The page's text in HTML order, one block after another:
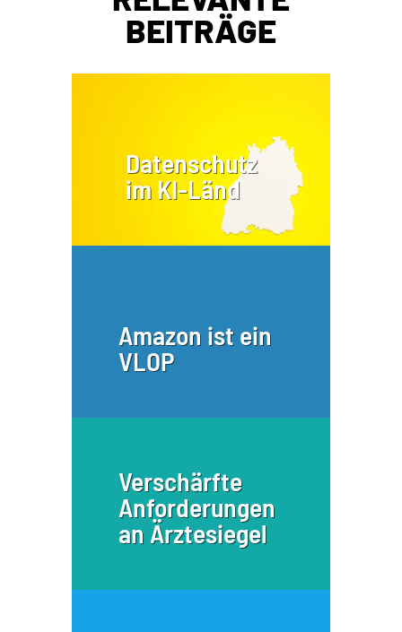
BEITRÄGE
Datenschutz
im KI-Länd
Amazon ist ein
VLOP
Verschärfte
Anforderungen
an Ärztesiegel